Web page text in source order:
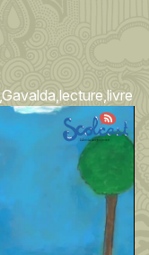
Gavalda lecture livre